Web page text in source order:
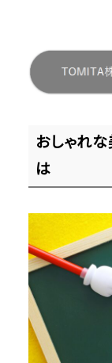
おしゃれ
は